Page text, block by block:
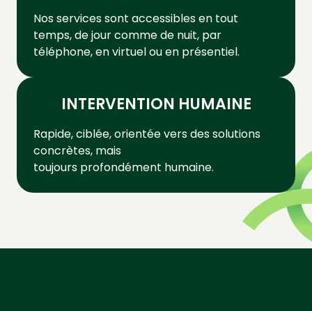
Nos services sont accessibles en tout
temps, de jour comme de nuit, par
téléphone, en virtuel ou en présentiel.
INTERVENTION HUMAINE
Rapide, ciblée, orientée vers des solutions
concrètes, mais
toujours profondément humaine.